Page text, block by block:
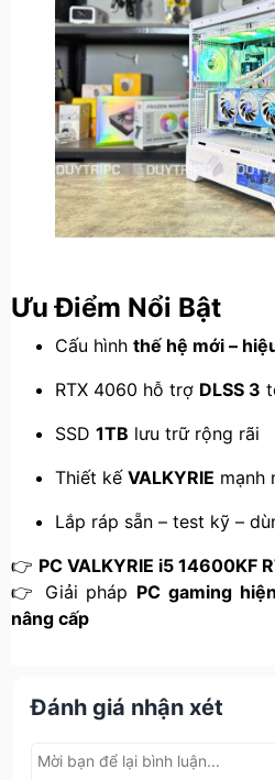
Ưu Điểm Nổi Bật
Cấu hình thế hệ mới –
RTX 4060 hỗ trợ DLSS 3
SSD 1TB lưu trữ rộng rãi
Thiết kế VALKYRIE mạnh
Lắp ráp sẵn – test kỹ –
👉 PC VALKYRIE i5 14600KF
👉 Giải pháp PC gaming
nâng cấp
Đánh giá nhận xét